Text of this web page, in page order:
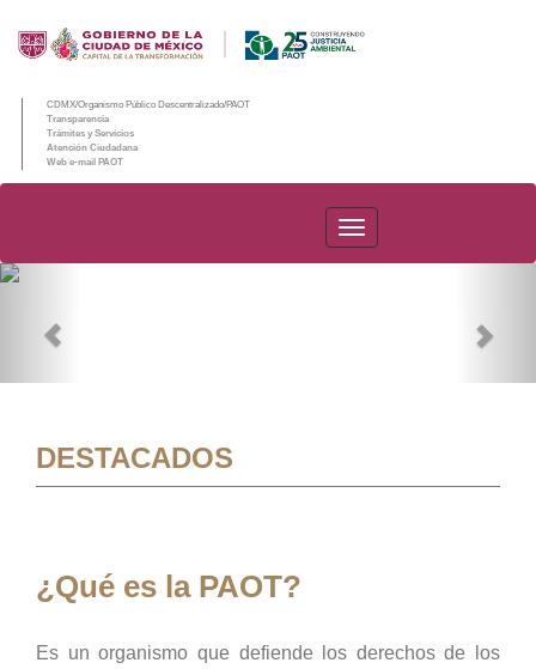
CDMX/Organismo Público Descentralizado/PAOT
Transparencia
Trámites y Servicios
Atención Ciudadana
Web e-mail PAOT
PAOT
DESTACADOS
¿Qué es la PAOT?
Es un organismo que defiende los derechos de los